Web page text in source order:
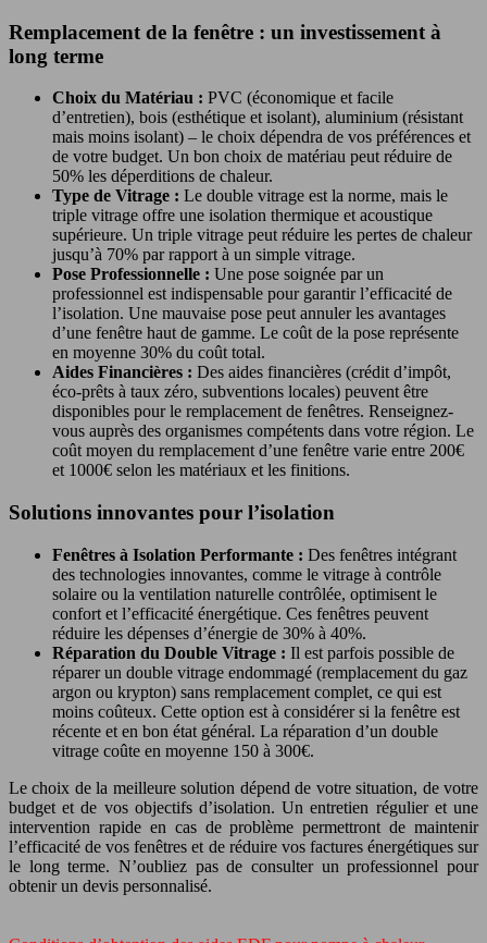
Remplacement de la fenêtre : un investissement à
long terme
Choix du Matériau : PVC (économique et facile
d’entretien), bois (esthétique et isolant), aluminium (résistant
mais moins isolant) – le choix dépendra de vos préférences et
de votre budget. Un bon choix de matériau peut réduire de
50% les déperditions de chaleur.
Type de Vitrage : Le double vitrage est la norme, mais le
triple vitrage offre une isolation thermique et acoustique
supérieure. Un triple vitrage peut réduire les pertes de chaleur
jusqu’à 70% par rapport à un simple vitrage.
Pose Professionnelle : Une pose soignée par un
professionnel est indispensable pour garantir l’efficacité de
l’isolation. Une mauvaise pose peut annuler les avantages
d’une fenêtre haut de gamme. Le coût de la pose représente
en moyenne 30% du coût total.
Aides Financières : Des aides financières (crédit d’impôt,
éco-prêts à taux zéro, subventions locales) peuvent être
disponibles pour le remplacement de fenêtres. Renseignez-
vous auprès des organismes compétents dans votre région. Le
coût moyen du remplacement d’une fenêtre varie entre 200€
et 1000€ selon les matériaux et les finitions.
Solutions innovantes pour l’isolation
Fenêtres à Isolation Performante : Des fenêtres intégrant
des technologies innovantes, comme le vitrage à contrôle
solaire ou la ventilation naturelle contrôlée, optimisent le
confort et l’efficacité énergétique. Ces fenêtres peuvent
réduire les dépenses d’énergie de 30% à 40%.
Réparation du Double Vitrage : Il est parfois possible de
réparer un double vitrage endommagé (remplacement du gaz
argon ou krypton) sans remplacement complet, ce qui est
moins coûteux. Cette option est à considérer si la fenêtre est
récente et en bon état général. La réparation d’un double
vitrage coûte en moyenne 150 à 300€.
Le choix de la meilleure solution dépend de votre situation, de votre
budget et de vos objectifs d’isolation. Un entretien régulier et une
intervention rapide en cas de problème permettront de maintenir
l’efficacité de vos fenêtres et de réduire vos factures énergétiques sur
le long terme. N’oubliez pas de consulter un professionnel pour
obtenir un devis personnalisé.